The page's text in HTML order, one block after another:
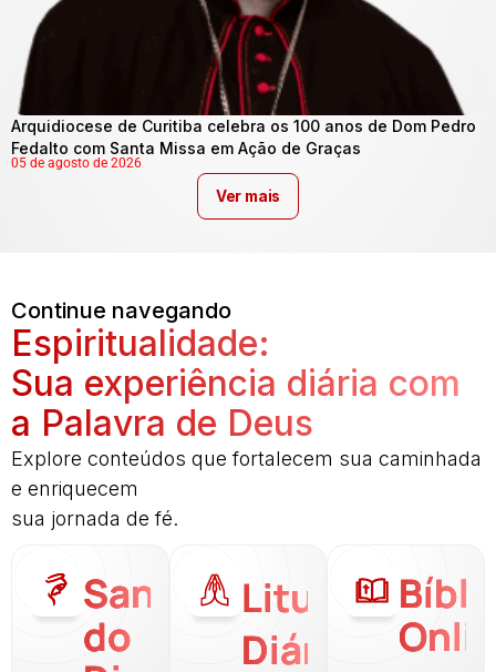
Arquidiocese de Curitiba celebra os 100 anos de Dom Pedro
Fedalto com Santa Missa em Ação de Graças
05 de agosto de 2026
Ver mais
Continue navegando
Espiritualidade:
Sua experiência diária com
a Palavra de Deus
Explore conteúdos que fortalecem sua caminhada
e enriquecem
sua jornada de fé.
Santo
do
Liturgia
Diária